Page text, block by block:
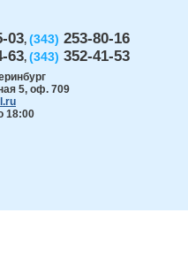
03, (343) 253-80-16
63, (343) 352-41-53
5, оф. 709
18:00